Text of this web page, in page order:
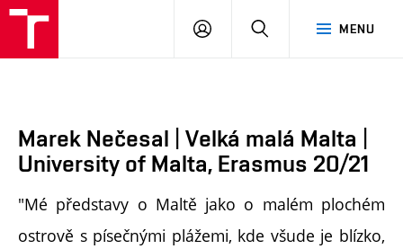
MENU
PŘIHLÁSIT
Marek Nečesal | Velká malá Malta |
University of Malta, Erasmus 20/21
"Mé představy o Maltě jako o malém plochém
ostrově s písečnými plážemi, kde všude je blízko,